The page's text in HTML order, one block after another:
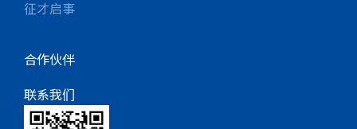
征才启事
合作伙伴
联系我们